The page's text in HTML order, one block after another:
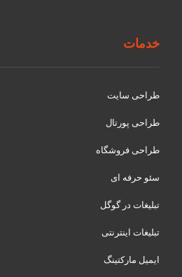
خدمات
طراحی سایت
طراحی پورتال
طراحی فروشگاه
سئو حرفه ای
تبلیغات در گوگل
تبلیغات اینترنتی
ایمیل مارکتینگ